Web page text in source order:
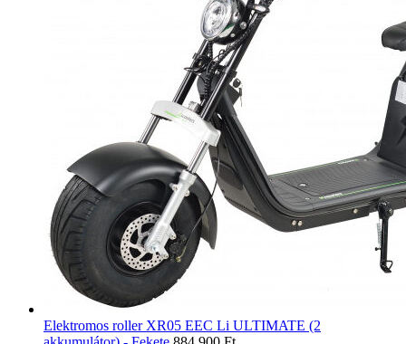
Elektromos roller XR05 EEC Li ULTIMATE (2